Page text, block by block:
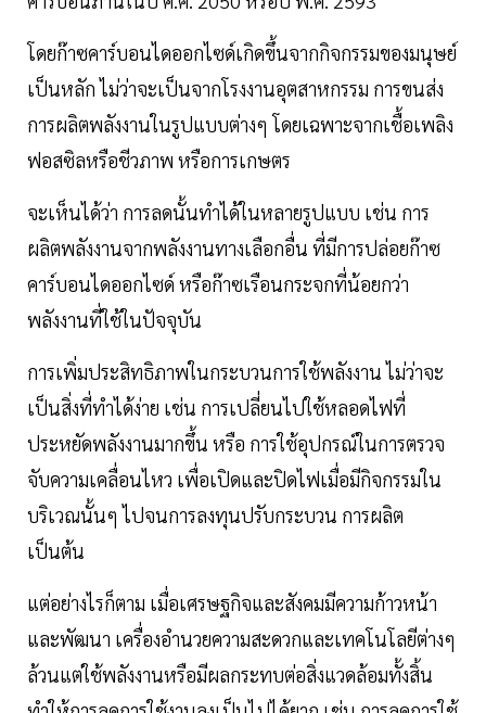
โดยก๊าซคาร์บอนไดออกไซด์เกิดขึ้นจากกิจกรรมของมนุษย์
เป็นหลัก ไม่ว่าจะเป็นจากโรงงานอุตสาหกรรม การขนส่ง
การผลิตพลังงานในรูปแบบต่างๆ โดยเฉพาะจากเชื้อเพลิง
ฟอสซิลหรือชีวภาพ หรือการเกษตร
จะเห็นได้ว่า การลดนั้นทำได้ในหลายรูปแบบ เช่น การ
ผลิตพลังงานจากพลังงานทางเลือกอื่น ที่มีการปล่อยก๊าซ
คาร์บอนไดออกไซด์ หรือก๊าซเรือนกระจกที่น้อยกว่า
พลังงานที่ใช้ในปัจจุบัน
การเพิ่มประสิทธิภาพในกระบวนการใช้พลังงาน ไม่ว่าจะ
เป็นสิ่งที่ทำได้ง่าย เช่น การเปลี่ยนไปใช้หลอดไฟที่
ประหยัดพลังงานมากขึ้น หรือ การใช้อุปกรณ์ในการตรวจ
จับความเคลื่อนไหว เพื่อเปิดและปิดไฟเมื่อมีกิจกรรมใน
บริเวณนั้นๆ ไปจนการลงทุนปรับกระบวน การผลิต
เป็นต้น
แต่อย่างไรก็ตาม เมื่อเศรษฐกิจและสังคมมีความก้าวหน้า
และพัฒนา เครื่องอำนวยความสะดวกและเทคโนโลยีต่างๆ
ล้วนแต่ใช้พลังงานหรือมีผลกระทบต่อสิ่งแวดล้อมทั้งสิ้น